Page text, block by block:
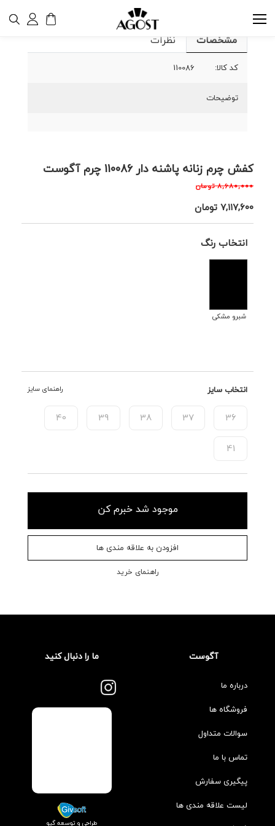
کفش چرم زنانه پاشنه دار 110086 چرم آگوست
۸,۶۸۰,۰۰۰ تومان
۷,۱۱۷,۶۰۰تومان
انتخاب رنگ
شبرو مشکی
انتخاب سایز راهنمای سایز
36
37
38
39
40
41
موجود شد خبرم کن
افزودن به علاقه مندی ها
راهنمای خرید
مشخصات نظرات
کد کالا: 110086
توضیحات
آگوست
درباره ما
فروشگاه ها
سوالات متداول
تماس با ما
پیگیری سفارش
لیست علاقه مندی ها
ما را دنبال کنید
طراحی و توسعه گیو